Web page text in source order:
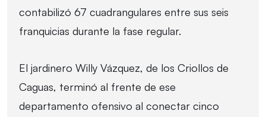
contabilizó 67 cuadrangulares entre sus seis
franquicias durante la fase regular.
El jardinero Willy Vázquez, de los Criollos de
Caguas, terminó al frente de ese
departamento ofensivo al conectar cinco